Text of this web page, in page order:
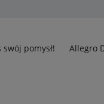
swój pomysł! Allegro